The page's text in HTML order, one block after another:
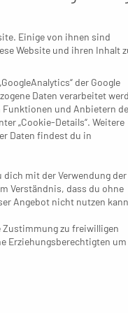
es
der
3. Liga, würde dies zu
mit nur einem
runter, trifft es in der
Müssen beide
ergibt sich: Wer in der
für die Regionalliga
will, sollte drei Teams
der MTV Rheinwacht
(4:20) und die HSG
Einige von ihnen sind
Website und ihren Inhalt
der Google
Daten verarbeitet
Funktionen und Anbietern
„Cookie-Details“. Weitere
Daten findest du in
dich mit der Verwendung der
Verständnis, dass du ohne
Angebot nicht nutzen
Zustimmung zu freiwilligen
Erziehungsberechtigten um